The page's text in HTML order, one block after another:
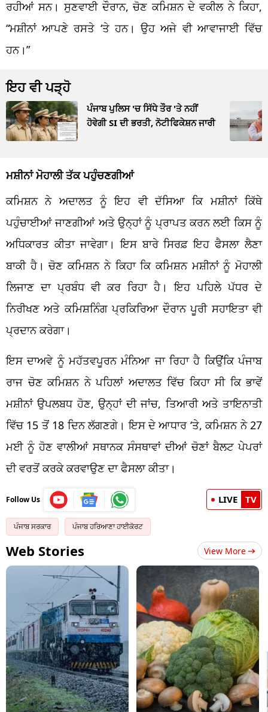
ਰਹੀਆਂ ਸਨ। ਸੁਣਵਾਈ ਦੌਰਾਨ, ਚੋਣ ਕਮਿਸ਼ਨ ਦੇ ਵਕੀਲ ਨੇ ਕਿਹਾ,
“ਮਸ਼ੀਨਾਂ ਆਪਣੇ ਰਸਤੇ ‘ਤੇ ਹਨ। ਉਹ ਅਜੇ ਵੀ ਆਵਾਜਾਈ ਵਿੱਚ
ਹਨ।”
ਇਹ ਵੀ ਪੜ੍ਹੋ
ਪੰਜਾਬ ਪੁਲਿਸ 'ਚ ਸਿੱਧੇ ਤੌਰ 'ਤੇ ਨਹੀਂ
ਹੋਵੇਗੀ SI ਦੀ ਭਰਤੀ, ਨੋਟੀਫਿਕੇਸ਼ਨ ਜਾਰੀ
ਮਸ਼ੀਨਾਂ ਮੋਹਾਲੀ ਤੱਕ ਪਹੁੰਚਣਗੀਆਂ
ਕਮਿਸ਼ਨ ਨੇ ਅਦਾਲਤ ਨੂੰ ਇਹ ਵੀ ਦੱਸਿਆ ਕਿ ਮਸ਼ੀਨਾਂ ਕਿੱਥੇ
ਪਹੁੰਚਾਈਆਂ ਜਾਣਗੀਆਂ ਅਤੇ ਉਨ੍ਹਾਂ ਨੂੰ ਪ੍ਰਾਪਤ ਕਰਨ ਲਈ ਕਿਸ ਨੂੰ
ਅਧਿਕਾਰਤ ਕੀਤਾ ਜਾਵੇਗਾ। ਇਸ ਬਾਰੇ ਸਿਰਫ਼ ਇਹ ਫੈਸਲਾ ਲੈਣਾ
ਬਾਕੀ ਹੈ। ਚੋਣ ਕਮਿਸ਼ਨ ਨੇ ਕਿਹਾ ਕਿ ਕਮਿਸ਼ਨ ਮਸ਼ੀਨਾਂ ਨੂੰ ਮੋਹਾਲੀ
ਲਿਜਾਣ ਦਾ ਪ੍ਰਬੰਧ ਵੀ ਕਰ ਰਿਹਾ ਹੈ। ਇਹ ਪਹਿਲੇ ਪੱਧਰ ਦੇ
ਨਿਰੀਖਣ ਅਤੇ ਕਮਿਸ਼ਨਿੰਗ ਪ੍ਰਕਿਰਿਆ ਦੌਰਾਨ ਪੂਰੀ ਸਹਾਇਤਾ ਵੀ
ਪ੍ਰਦਾਨ ਕਰੇਗਾ।
ਇਸ ਦਾਅਵੇ ਨੂੰ ਮਹੱਤਵਪੂਰਨ ਮੰਨਿਆ ਜਾ ਰਿਹਾ ਹੈ ਕਿਉਂਕਿ ਪੰਜਾਬ
ਰਾਜ ਚੋਣ ਕਮਿਸ਼ਨ ਨੇ ਪਹਿਲਾਂ ਅਦਾਲਤ ਵਿੱਚ ਕਿਹਾ ਸੀ ਕਿ ਭਾਵੇਂ
ਮਸ਼ੀਨਾਂ ਉਪਲਬਧ ਹੋਣ, ਉਨ੍ਹਾਂ ਦੀ ਜਾਂਚ, ਤਿਆਰੀ ਅਤੇ ਤਾਇਨਾਤੀ
ਵਿੱਚ 15 ਤੋਂ 18 ਦਿਨ ਲੱਗਣਗੇ। ਇਸ ਦੇ ਆਧਾਰ ‘ਤੇ, ਕਮਿਸ਼ਨ ਨੇ 27
ਮਈ ਨੂੰ ਹੋਣ ਵਾਲੀਆਂ ਸਥਾਨਕ ਸੰਸਥਾਵਾਂ ਦੀਆਂ ਚੋਣਾਂ ਬੈਲਟ ਪੇਪਰਾਂ
ਦੀ ਵਰਤੋਂ ਕਰਕੇ ਕਰਵਾਉਣ ਦਾ ਫੈਸਲਾ ਕੀਤਾ।
Follow Us LIVE TV
ਪੰਜਾਬ ਸਰਕਾਰ ਪੰਜਾਬ ਹਰਿਆਣਾ ਹਾਈਕੋਰਟ
Web Stories View More